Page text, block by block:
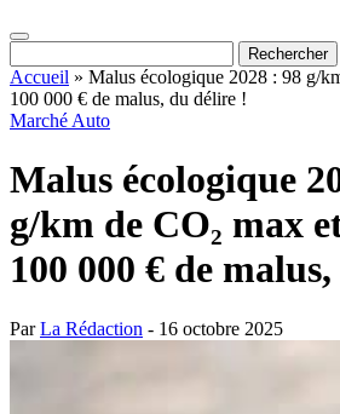
Accueil » Malus écologique 2028 : 98 g/
100 000 € de malus, du délire !
Marché Auto
Malus écologique
g/km de CO₂ max
100 000 € de
ParLa Rédaction - 16 octobre 2025